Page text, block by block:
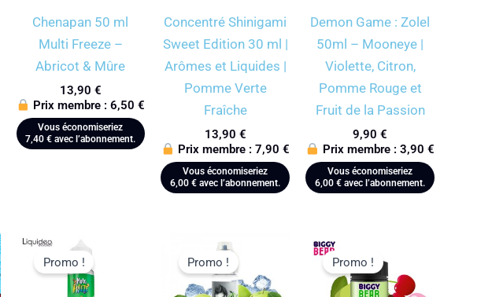
Chenapan 50 ml
Multi Freeze –
Abricot & Mûre
13,90 €
Prix membre :6,50€
Vous économiseriez
7,40€ avec l’abonnement.
Concentré Shinigami
Sweet Edition 30 ml |
Arômes et Liquides |
Pomme Verte
Fraîche
13,90 €
Prix membre : 7,90 €
Vous économiseriez
6,00€ avec l’abonnement.
Demon Game : Zolel
50ml – Mooneye |
Violette, Citron,
Pomme Rouge et
Fruit de la Passion
9,90€
Prix membre : 3,90 €
Vous économiseriez
6,00€ avec l’abonnement.
Promo ! Promo ! Promo !